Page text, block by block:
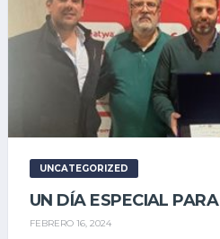
UNCATEGORIZED
UN DÍA ESPECIAL
FEBRERO 16, 2024